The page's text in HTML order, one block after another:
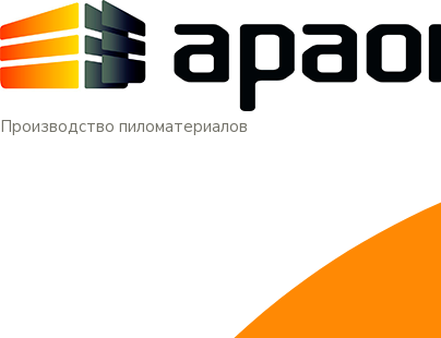
Производство пиломатериалов
Меню
Перейти
к
содержимому